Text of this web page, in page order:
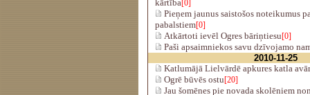
kārtība[0]
Pieņem jaunus saistošos noteikumus
pabalstiem[0]
Atkārtoti ievēl Ogres bāriņtiesu[0]
Paši apsaimniekos savu dzīvojamo
2010-11-25
Katlumājā Lielvārdē apkures katla
Ogrē būvēs ostu[20]
Jau šomēnes pie novada skolēniem